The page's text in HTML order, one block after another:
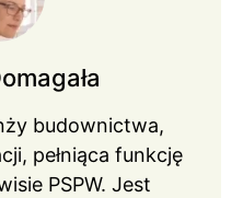
budownictwa,
pełniąca funkcję
PSPW. Jest